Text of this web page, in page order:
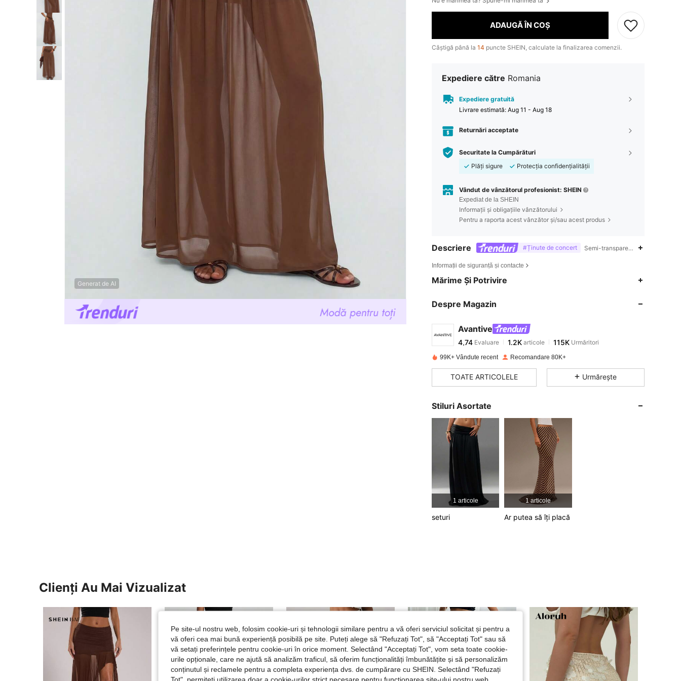
Generat de AI
ADAUGĂ ÎN COȘ
Câștigă până la 14 puncte SHEIN, calculate la finalizarea comenzii.
Expediere către Romania
Expediere gratuită
Livrare estimată: Aug 11 - Aug 18
Returnări acceptate
Securitate la Cumpărături
Plăți sigure
Protecția confidențialității
Vândut de vânzătorul profesionist: SHEIN
Expediat de la SHEIN
Informații și obligațiile vânzătorului
Pentru a raporta acest vânzător și/sau acest produs
Descriere #Ținute de concert Semi-transparentă,Spălați
Informații de siguranță și contacte
Mărime Și Potrivire
Despre Magazin
Avantive
4,74
4,74Evaluare 1.2Karticole
a***1a plătitîn urmă cu 1 zi
4,74 115K
115K
115K
1.2K 115K
99K+ Vândute recent Recomandare 80K+
TOATE ARTICOLELE Urmărește
Stiluri Asortate
1 articole
seturi
1 articole
Ar putea să îți placă
Clienți Au Mai Vizualizat
Pe site-ul nostru web, folosim cookie-uri și tehnologii similare pentru a vă oferi serviciul solicitat și pentru a
vă oferi cea mai bună experiență posibilă pe site. Puteți alege să "Refuzați Tot", să "Acceptați Tot" sau să
vă setați preferințele pentru cookie-uri în orice moment. Selectând "Acceptați Tot", vom seta toate cookie-
urile opționale, care ne ajută să analizăm traficul, să oferim funcționalități îmbunătățite și să personalizăm
conținutul și reclamele pentru a completa experiența dvs. de cumpărare cu SHEIN. Selectând "Refuzați
Tot", permiteți utilizarea doar a cookie-urilor strict necesare pentru funcționarea site-ului nostru web.